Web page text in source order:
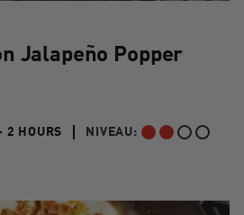
Jalapeño Popper
2 HOURS 1 TO 2 HOURS"
NIVEAU:
INTERMÉDIAIRE